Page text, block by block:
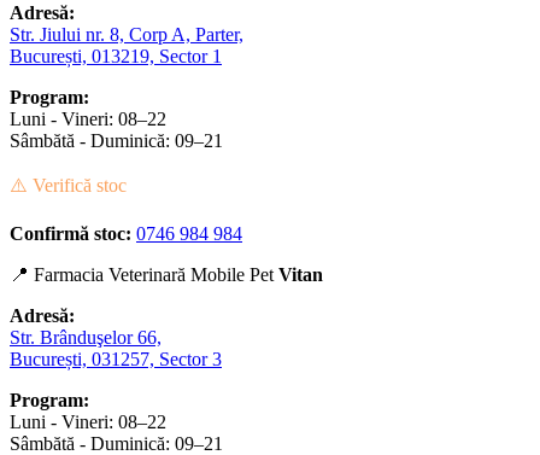
Adresă:
Str. Jiului nr. 8, Corp A, Parter,
București, 013219, Sector 1
Program:
Luni - Vineri: 08–22
Sâmbătă - Duminică: 09–21
⚠️ Verifică stoc
Confirmă stoc: 0746 984 984
📍 Farmacia Veterinară Mobile Pet Vitan
Adresă:
Str. Brânduşelor 66,
București, 031257, Sector 3
Program:
Luni - Vineri: 08–22
Sâmbătă - Duminică: 09–21